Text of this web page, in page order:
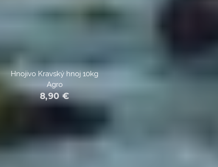
Hnojivo Kravský hnoj 10kg
Agro
8,90€